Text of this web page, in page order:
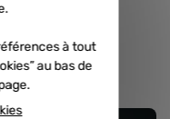
à tout
au bas de